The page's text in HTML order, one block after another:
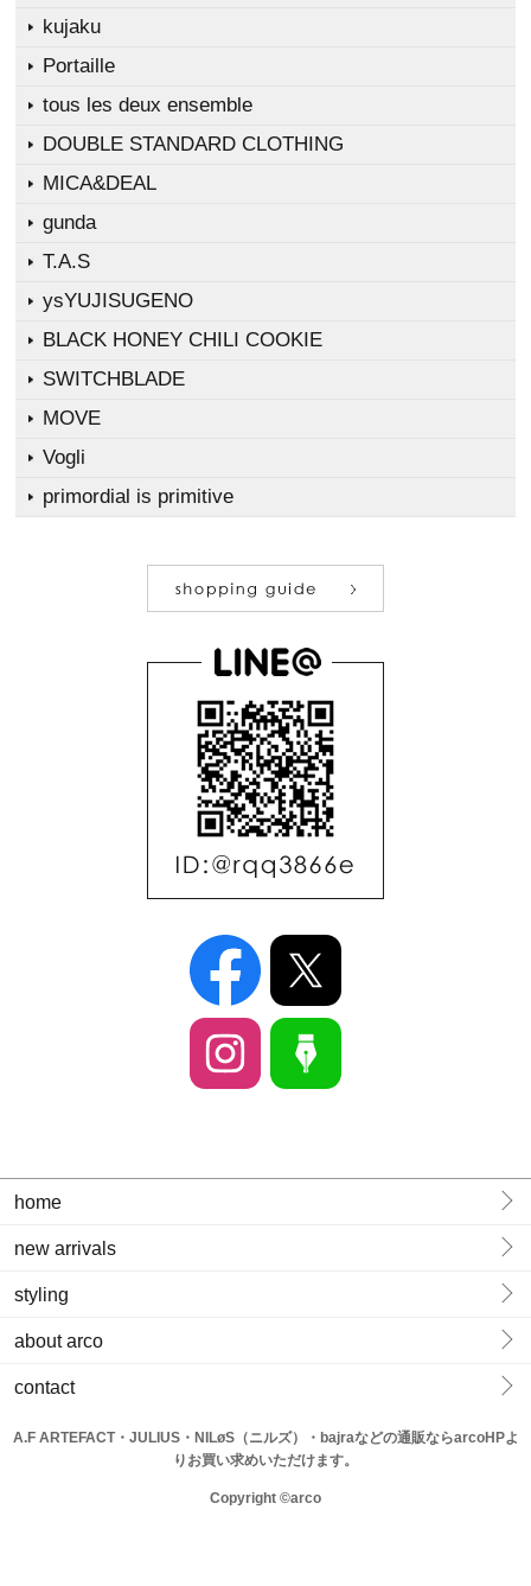
kujaku
Portaille
tous les deux ensemble
DOUBLE STANDARD CLOTHING
MICA&DEAL
gunda
T.A.S
ysYUJISUGENO
BLACK HONEY CHILI COOKIE
SWITCHBLADE
MOVE
Vogli
primordial is primitive
home
new arrivals
styling
about arco
contact
A.F ARTEFACT・JULIUS・NILøS（ニルズ）・bajraなどの通販ならarcoHPよ
りお買い求めいただけます。
Copyright ©arco